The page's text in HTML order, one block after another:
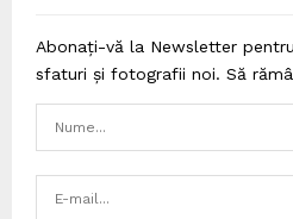
Abonați-vă la Newsletter
sfaturi și fotografii noi. Să